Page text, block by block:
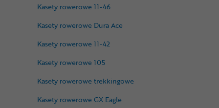
Kasety rowerowe 11-46
Kasety rowerowe Dura Ace
Kasety rowerowe 11-42
Kasety rowerowe 105
Kasety rowerowe trekkingowe
Kasety rowerowe GX Eagle